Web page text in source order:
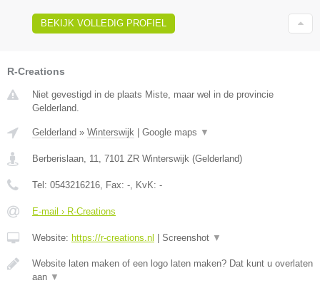
BEKIJK VOLLEDIG PROFIEL
R-Creations
Niet gevestigd in de plaats Miste, maar wel in de provincie
Gelderland.
Gelderland » Winterswijk | Google maps ▼
Berberislaan, 11 7101 ZR Winterswijk (Gelderland)
Tel: 0543216216 , Fax: - , KvK: -
E-mail › R-Creations
Website: https://r-creations.nl | Screenshot ▼
Website laten maken of een logo laten maken? Dat kunt u overlaten
aan ▼